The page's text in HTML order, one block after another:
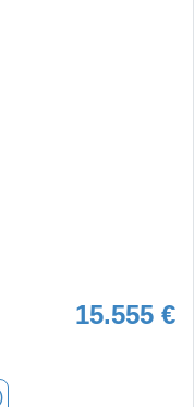
15.555 €